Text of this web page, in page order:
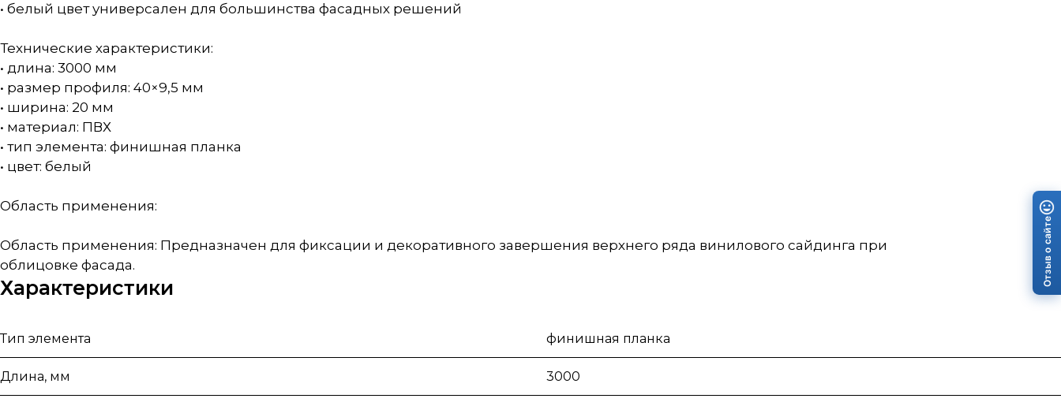
• белый цвет универсален для большинства фасадных решений
Технические характеристики:
• длина: 3000 мм
• размер профиля: 40×9,5 мм
• ширина: 20 мм
• материал: ПВХ
• тип элемента: финишная планка
• цвет: белый
Область применения:
Область применения: Предназначен для фиксации и декоративного завершения верхнего ряда винилового сайдинга при
облицовке фасада.
Характеристики
Тип элемента финишная планка
Длина, мм 3000
Отзыв о сайте